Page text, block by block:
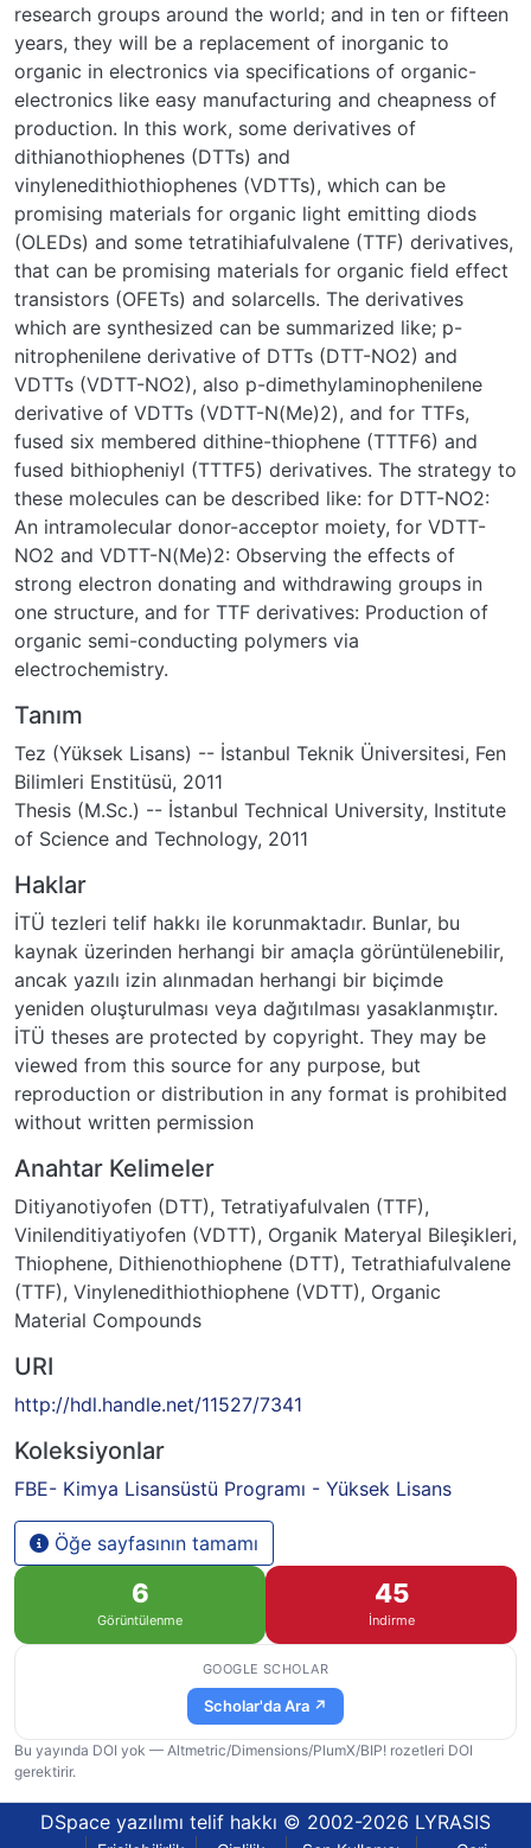
research groups around the world; and in ten or fifteen
years, they will be a replacement of inorganic to
organic in electronics via specifications of organic-
electronics like easy manufacturing and cheapness of
production. In this work, some derivatives of
dithianothiophenes (DTTs) and
vinylenedithiothiophenes (VDTTs), which can be
promising materials for organic light emitting diods
(OLEDs) and some tetratihiafulvalene (TTF) derivatives,
that can be promising materials for organic field effect
transistors (OFETs) and solarcells. The derivatives
which are synthesized can be summarized like; p-
nitrophenilene derivative of DTTs (DTT-NO2) and
VDTTs (VDTT-NO2), also p-dimethylaminophenilene
derivative of VDTTs (VDTT-N(Me)2), and for TTFs,
fused six membered dithine-thiophene (TTTF6) and
fused bithiopheniyl (TTTF5) derivatives. The strategy to
these molecules can be described like: for DTT-NO2:
An intramolecular donor-acceptor moiety, for VDTT-
NO2 and VDTT-N(Me)2: Observing the effects of
strong electron donating and withdrawing groups in
one structure, and for TTF derivatives: Production of
organic semi-conducting polymers via
electrochemistry.
Tanım
Tez (Yüksek Lisans) -- İstanbul Teknik Üniversitesi, Fen
Bilimleri Enstitüsü, 2011
Thesis (M.Sc.) -- İstanbul Technical University, Institute
of Science and Technology, 2011
Haklar
İTÜ tezleri telif hakkı ile korunmaktadır. Bunlar, bu
kaynak üzerinden herhangi bir amaçla görüntülenebilir,
ancak yazılı izin alınmadan herhangi bir biçimde
yeniden oluşturulması veya dağıtılması yasaklanmıştır.
İTÜ theses are protected by copyright. They may be
viewed from this source for any purpose, but
reproduction or distribution in any format is prohibited
without written permission
Anahtar Kelimeler
Ditiyanotiyofen (DTT), Tetratiyafulvalen (TTF),
Vinilenditiyatiyofen (VDTT), Organik Materyal Bileşikleri,
Thiophene, Dithienothiophene (DTT), Tetrathiafulvalene
(TTF), Vinylenedithiothiophene (VDTT), Organic
Material Compounds
URI
http://hdl.handle.net/11527/7341
Koleksiyonlar
FBE- Kimya Lisansüstü Programı - Yüksek Lisans
Öğe sayfasının tamamı
6
Görüntülenme
45
İndirme
GOOGLE SCHOLAR
Scholar'da Ara ↗
Bu yayında DOI yok — Altmetric/Dimensions/PlumX/BIP! rozetleri DOI
gerektirir.
DSpace yazılımı telif hakkı © 2002-2026 LYRASIS